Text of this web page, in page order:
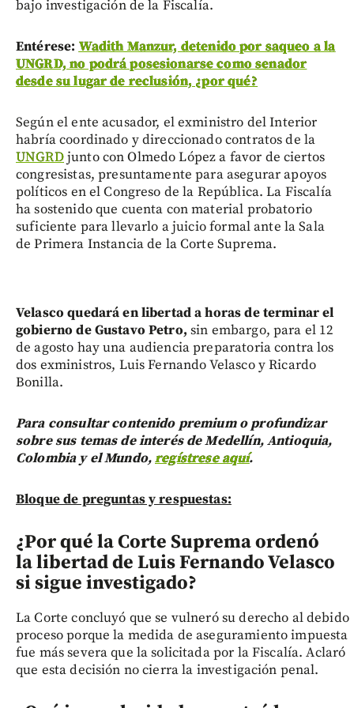
bajo investigación de la Fiscalía.
Entérese: Wadith Manzur, detenido por saqueo a la
UNGRD, no podrá posesionarse como senador
desde su lugar de reclusión, ¿por qué?
Según el ente acusador, el exministro del Interior
habría coordinado y direccionado contratos de la
UNGRDjunto con Olmedo López a favor de ciertos
congresistas, presuntamente para asegurar apoyos
políticos en el Congreso de la República. La Fiscalía
ha sostenido que cuenta con material probatorio
suficiente para llevarlo a juicio formal ante la Sala
de Primera Instancia de la Corte Suprema.
Velasco quedará en libertad a horas de terminar el
gobierno de Gustavo Petro, sin embargo, para el 12
de agosto hay una audiencia preparatoria contra los
dos exministros, Luis Fernando Velasco y Ricardo
Bonilla.
Para consultar contenido premium o profundizar
sobre sus temas de interés de Medellín, Antioquia,
Colombia y el Mundo,regístrese aquí.
Bloque de preguntas y respuestas:
¿Por qué la Corte Suprema ordenó
la libertad de Luis Fernando Velasco
si sigue investigado?
La Corte concluyó que se vulneró su derecho al debido
proceso porque la medida de aseguramiento impuesta
fue más severa que la solicitada por la Fiscalía. Aclaró
que esta decisión no cierra la investigación penal.